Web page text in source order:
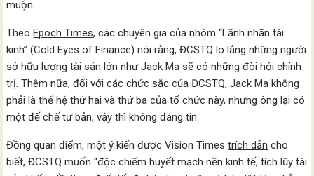
muộn.
TheoEpoch Times, các chuyên gia của nhóm “Lãnh nhãn tài
kinh” (Cold Eyes of Finance) nói rằng, ĐCSTQ lo lắng những người
sở hữu lượng tài sản lớn như Jack Ma sẽ có những đòi hỏi chính
trị. Thêm nữa, đối với các chức sắc của ĐCSTQ, Jack Ma không
phải là thế hệ thứ hai và thứ ba của tổ chức này, nhưng ông lại có
một đế chế tư bản, vậy thì không đáng tin.
Đồng quan điểm, một ý kiến được Vision Timestrích dẫn cho
biết, ĐCSTQ muốn “độc chiếm huyết mạch nền kinh tế, tích lũy tài